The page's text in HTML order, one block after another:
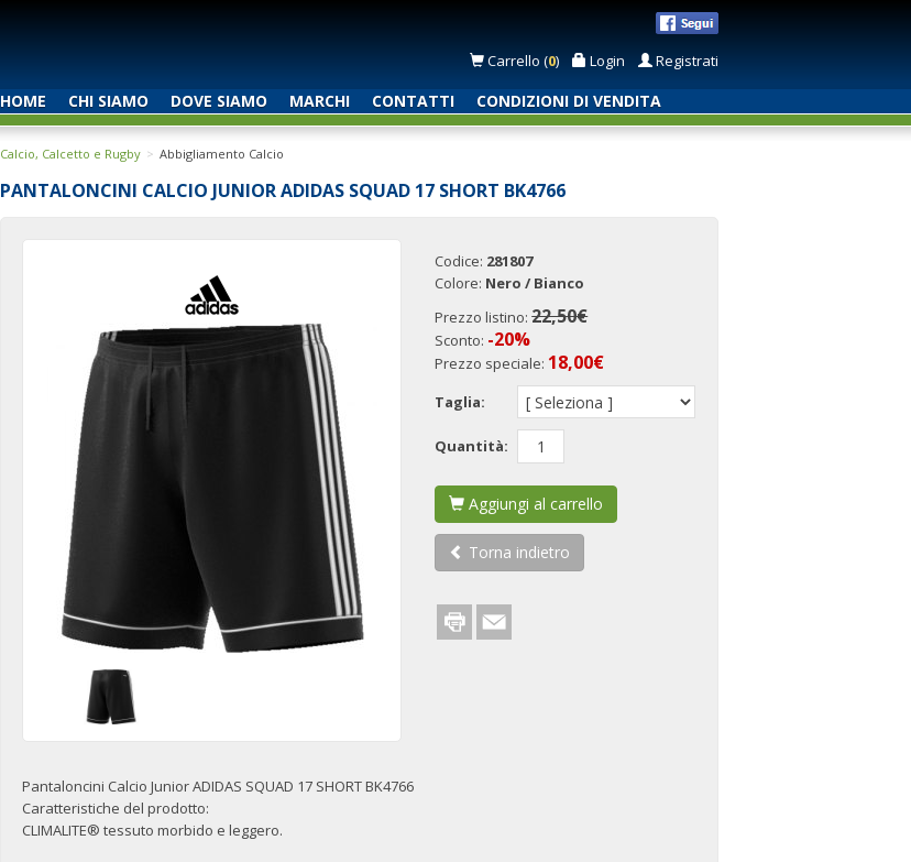
Carrello (0) Login Registrati
HOME CHI SIAMO DOVE SIAMO MARCHI CONTATTI CONDIZIONI DI VENDITA
Calcio, Calcetto e Rugby Abbigliamento Calcio
PANTALONCINI CALCIO JUNIOR ADIDAS SQUAD 17 SHORT BK4766
Codice: 281807
Colore: Nero / Bianco
Prezzo listino:22,50€
Sconto: -20%
Prezzo speciale: 18,00€
Taglia:
Quantità:
Aggiungi al carrello
Torna indietro
Pantaloncini Calcio Junior ADIDAS SQUAD 17 SHORT BK4766
Caratteristiche del prodotto:
CLIMALITE® tessuto morbido e leggero.